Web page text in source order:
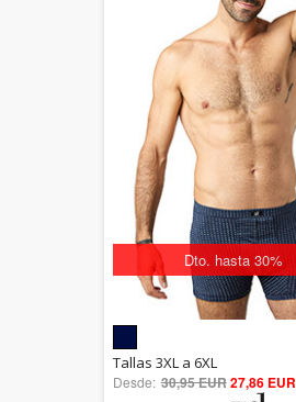
Dto. hasta 30%
5.00
out of 5
Tallas 3XL a 6XL
Desde: 30,95 EUR27,86 EUR